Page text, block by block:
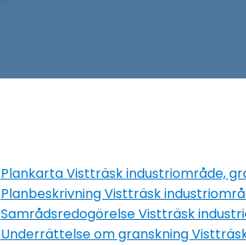
Plankarta Vistträsk industriområde,
Planbeskrivning Vistträsk
Samrådsredogörelse Vistträsk
Underrättelse om granskning